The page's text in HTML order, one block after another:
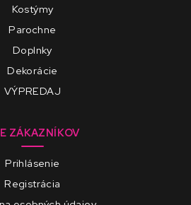
Kostýmy
Parochne
Doplnky
Dekorácie
VÝPREDAJ
ZÁKAZNÍKOV
Prihlásenie
Registrácia